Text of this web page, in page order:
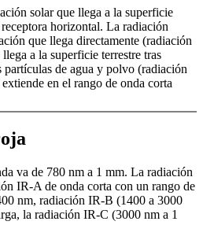
solar que llega a la superficie
horizontal. La radiación
que llega directamente (radiación
a la superficie terrestre tras
partículas de agua y polvo (radiación
en el rango de onda corta
va de 780 nm a 1 mm. La radiación
IR-A de onda corta con un rango de
nm, radiación IR-B (1400 a 3000
la radiación IR-C (3000 nm a 1